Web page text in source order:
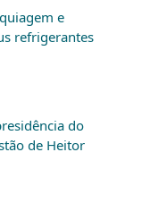
e
refrigerantes
do
de Heitor